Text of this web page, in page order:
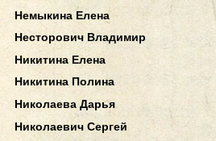
Немыкина Елена
Несторович Владимир
Никитина Елена
Никитина Полина
Николаева Дарья
Николаевич Сергей